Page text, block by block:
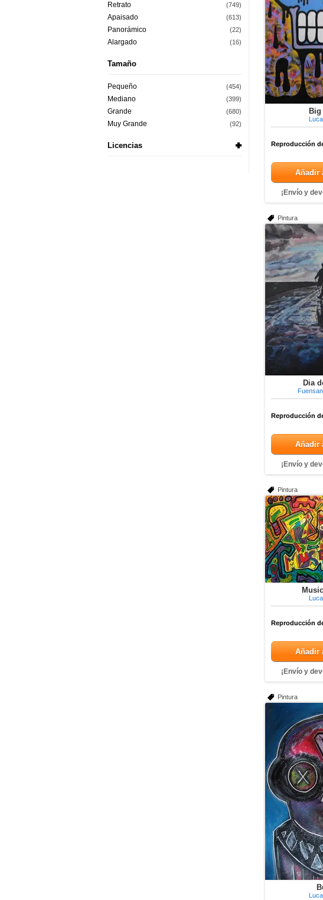
Retrato (749)
Apaisado (613)
Panorámico (22)
Alargado (16)
Tamaño
Pequeño (454)
Mediano (399)
Grande (680)
Muy Grande (92)
Licencias
Big
Reproducción
Añadir
¡Envío y
Pintura
Dia
Reproducción
Añadir
¡Envío y
Pintura
Reproducción
Añadir
¡Envío y
Pintura